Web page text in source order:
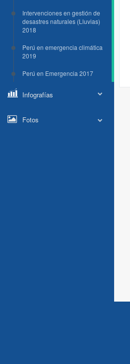
Intervenciones en gestión de
desastres naturales (Lluvias)
2018
Perú en emergencia climática
2019
Perú en Emergencia 2017
Infografías
Fotos